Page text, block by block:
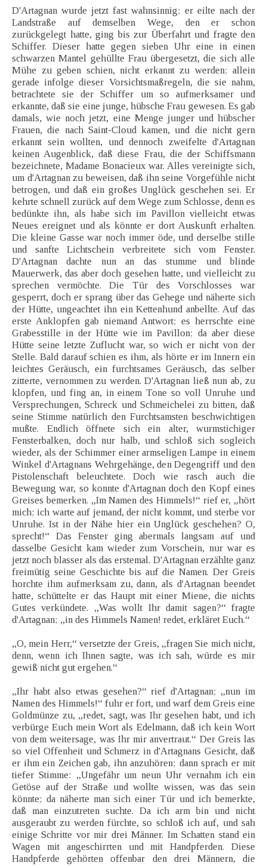
D'Artagnan wurde jetzt fast wahnsinnig; er eilte nach der
Landstraße auf demselben Wege, den er schon
zurückgelegt hatte, ging bis zur Überfahrt und fragte den
Schiffer. Dieser hatte gegen sieben Uhr eine in einen
schwarzen Mantel gehüllte Frau übergesetzt, die sich alle
Mühe zu geben schien, nicht erkannt zu werden; allein
gerade infolge dieser Vorsichtsmaßregeln, die sie nahm,
betrachtete sie der Schiffer um so aufmerksamer und
erkannte, daß sie eine junge, hübsche Frau gewesen. Es gab
damals, wie noch jetzt, eine Menge junger und hübscher
Frauen, die nach Saint-Cloud kamen, und die nicht gern
erkannt sein wollten, und dennoch zweifelte d'Artagnan
keinen Augenblick, daß diese Frau, die der Schiffsmann
bezeichnete, Madame Bonacieux war. Alles vereinigte sich,
um d'Artagnan zu beweisen, daß ihn seine Vorgefühle nicht
betrogen, und daß ein großes Unglück geschehen sei. Er
kehrte schnell zurück auf dem Wege zum Schlosse, denn es
bedünkte ihn, als habe sich im Pavillon vielleicht etwas
Neues ereignet und als könnte er dort Auskunft erhalten.
Die kleine Gasse war noch immer öde, und derselbe stille
und sanfte Lichtschein verbreitete sich vom Fenster.
D'Artagnan dachte nun an das stumme und blinde
Mauerwerk, das aber doch gesehen hatte, und vielleicht zu
sprechen vermöchte. Die Tür des Vorschlosses war
gesperrt, doch er sprang über das Gehege und näherte sich
der Hütte, ungeachtet ihn ein Kettenhund anbellte. Auf das
erste Anklopfen gab niemand Antwort; es herrschte eine
Grabesstille in der Hütte wie im Pavillon; da aber diese
Hütte seine letzte Zuflucht war, so wich er nicht von der
Stelle. Bald darauf schien es ihm, als hörte er im Innern ein
leichtes Geräusch, ein furchtsames Geräusch, das selber
zitterte, vernommen zu werden. D'Artagnan ließ nun ab, zu
klopfen, und fing an, in einem Tone so voll Unruhe und
Versprechungen, Schreck und Schmeichelei zu bitten, daß
seine Stimme natürlich den Furchtsamsten beschwichtigen
mußte. Endlich öffnete sich ein alter, wurmstichiger
Fensterbalken, doch nur halb, und schloß sich sogleich
wieder, als der Schimmer einer armseligen Lampe in einem
Winkel d'Artagnans Wehrgehänge, den Degengriff und den
Pistolenschaft beleuchtete. Doch wie rasch auch die
Bewegung war, so konnte d'Artagnan doch den Kopf eines
Greises bemerken. „Im Namen des Himmels!“ rief er, „hört
mich; ich warte auf jemand, der nicht kommt, und sterbe vor
Unruhe. Ist in der Nähe hier ein Unglück geschehen? O,
sprecht!“ Das Fenster ging abermals langsam auf und
dasselbe Gesicht kam wieder zum Vorschein, nur war es
jetzt noch blasser als das erstemal. D'Artagnan erzählte ganz
freimütig seine Geschichte bis auf die Namen. Der Greis
horchte ihm aufmerksam zu, dann, als d'Artagnan beendet
hatte, schüttelte er das Haupt mit einer Miene, die nichts
Gutes verkündete. „Was wollt Ihr damit sagen?“ fragte
d'Artagnan; „in des Himmels Namen! redet, erkläret Euch.“
„O, mein Herr,“ versetzte der Greis, „fragen Sie mich nicht,
denn, wenn ich Ihnen sagte, was ich sah, würde es mir
gewiß nicht gut ergehen.“
„Ihr habt also etwas gesehen?“ rief d'Artagnan; „nun im
Namen des Himmels!“ fuhr er fort, und warf dem Greis eine
Goldmünze zu, „redet, sagt, was Ihr gesehen habt, und ich
verbürge Euch mein Wort als Edelmann, daß ich kein Wort
von dem weitersage, was Ihr mir anvertraut.“ Der Greis las
so viel Offenheit und Schmerz in d'Artagnans Gesicht, daß
er ihm ein Zeichen gab, ihn anzuhören; dann sprach er mit
tiefer Stimme: „Ungefähr um neun Uhr vernahm ich ein
Getöse auf der Straße und wollte wissen, was das sein
könnte; da näherte man sich einer Tür und ich bemerkte,
daß man einzutreten suchte. Da ich arm bin und nicht
ausgeraubt zu werden fürchte, so schloß ich auf, und sah
einige Schritte vor mir drei Männer. Im Schatten stand ein
Wagen mit angeschirrten und mit Handpferden. Diese
Handpferde gehörten offenbar den drei Männern, die